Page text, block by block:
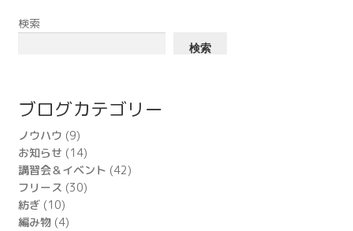
ト
会
も!!
検索
検索
ブログカテゴリー
ノウハウ (9)
お知らせ (14)
講習会＆イベント (42)
フリース (30)
紡ぎ(10)
編み物(4)